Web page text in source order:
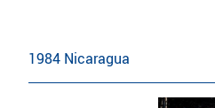
1984 Nicaragua